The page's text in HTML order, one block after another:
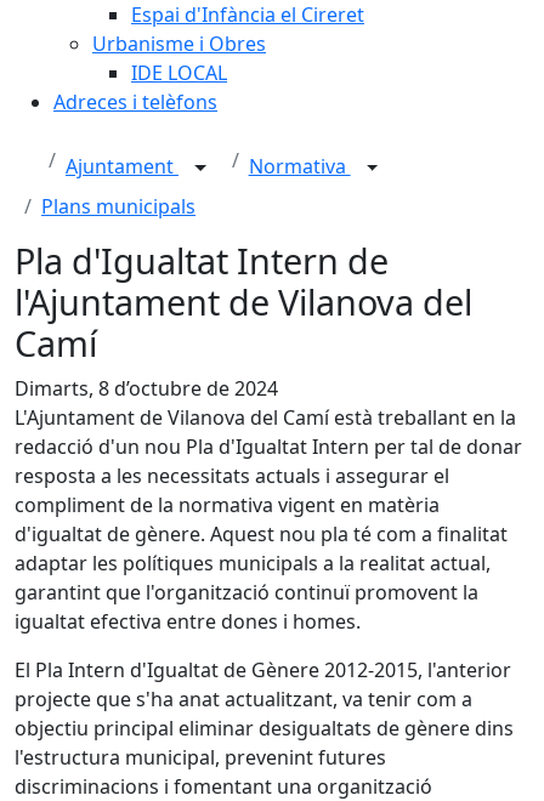
Espai d'Infància el Cireret
Urbanisme i Obres
IDE LOCAL
Adreces i telèfons
Ajuntament
Normativa
Plans municipals
Pla d'Igualtat Intern de
l'Ajuntament de Vilanova del
Camí
Dimarts, 8 d’octubre de 2024
L'Ajuntament de Vilanova del Camí està treballant en la
redacció d'un nou Pla d'Igualtat Intern per tal de donar
resposta a les necessitats actuals i assegurar el
compliment de la normativa vigent en matèria
d'igualtat de gènere. Aquest nou pla té com a finalitat
adaptar les polítiques municipals a la realitat actual,
garantint que l'organització continuï promovent la
igualtat efectiva entre dones i homes.
El Pla Intern d'Igualtat de Gènere 2012-2015, l'anterior
projecte que s'ha anat actualitzant, va tenir com a
objectiu principal eliminar desigualtats de gènere dins
l'estructura municipal, prevenint futures
discriminacions i fomentant una organització